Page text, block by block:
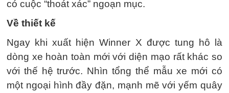
có cuộc “thoát xác” ngoạn mục.
Về thiết kế
Ngay khi xuất hiện Winner X được tung hô là
dòng xe hoàn toàn mới với diện mạo rất khác so
với thế hệ trước. Nhìn tổng thể mẫu xe mới có
một ngoại hình đầy đặn, mạnh mẽ với yếm quây